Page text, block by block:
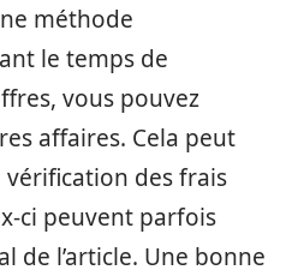
méthode
le temps de
vous pouvez
affaires. Cela peut
des frais
ci peuvent parfois
de l’article. Une bonne